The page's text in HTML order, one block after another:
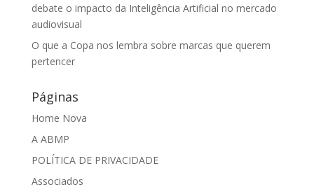
debate o impacto da Inteligência Artificial no mercado
audiovisual
O que a Copa nos lembra sobre marcas que querem
pertencer
Páginas
Home Nova
A ABMP
POLÍTICA DE PRIVACIDADE
Associados